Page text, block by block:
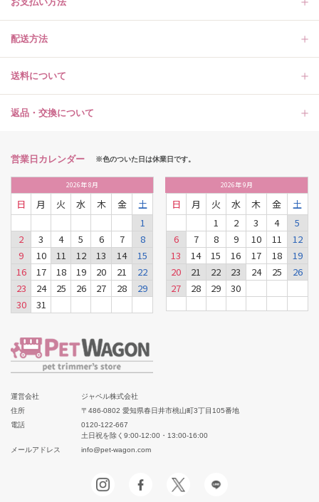
配送方法
送料について
返品・交換について
営業日カレンダー ※色のついた日は休業日です。
2026年8月
日 月 火 水 木 金
土
1
2
3 4 5 6 7
8
9
10 11 12 13 14
15
16
17 18 19 20 21
22
23
24 25 26 27 28
29
30
31
2026年9月
日 月 火 水 木 金
土
1
2 3 4
5
6
7 8 9 10 11
12
13
14 15 16 17 18
19
20
21 22 23 24 25
26
27
28 29 30
運営会社
ジャペル株式会社
住所
〒486-0802 愛知県春日井市桃山町3丁目105番地
電話
0120-122-667
土日祝を除く9:00-12:00・13:00-16:00
メールアドレス
info@pet-wagon.com